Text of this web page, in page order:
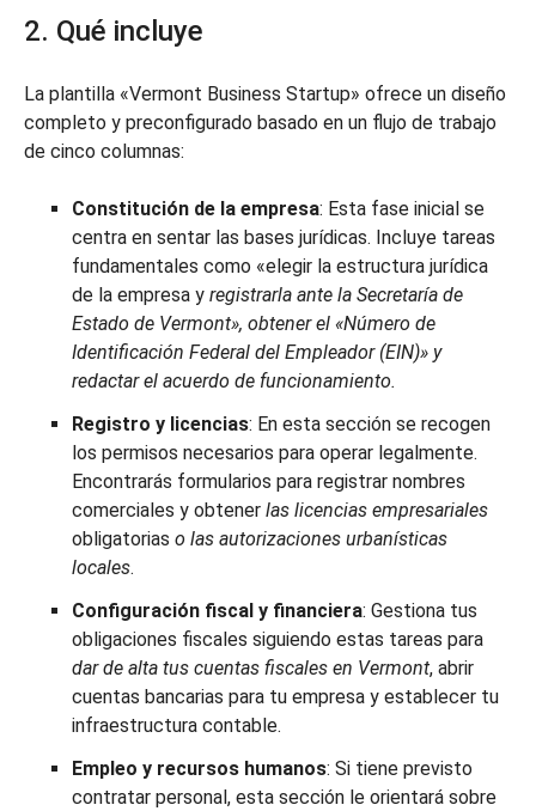
2. Qué incluye
La plantilla «Vermont Business Startup» ofrece un diseño
completo y preconfigurado basado en un flujo de trabajo
de cinco columnas:
Constitución de la empresa: Esta fase inicial se
centra en sentar las bases jurídicas. Incluye tareas
fundamentales como «elegir la estructura jurídica
de la empresa y registrarla ante la Secretaría de
Estado de Vermont», obtener el «Número de
Identificación Federal del Empleador (EIN)» y
redactar el acuerdo de funcionamiento.
Registro y licencias: En esta sección se recogen
los permisos necesarios para operar legalmente.
Encontrarás formularios para registrar nombres
comerciales y obtener las licencias empresariales
obligatorias o las autorizaciones urbanísticas
locales.
Configuración fiscal y financiera: Gestiona tus
obligaciones fiscales siguiendo estas tareas para
dar de alta tus cuentas fiscales en Vermont, abrir
cuentas bancarias para tu empresa y establecer tu
infraestructura contable.
Empleo y recursos humanos: Si tiene previsto
contratar personal, esta sección le orientará sobre